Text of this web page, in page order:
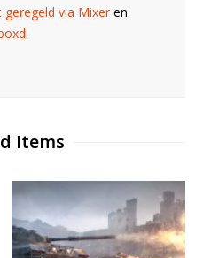
geregeld via Mixeren
.
Items